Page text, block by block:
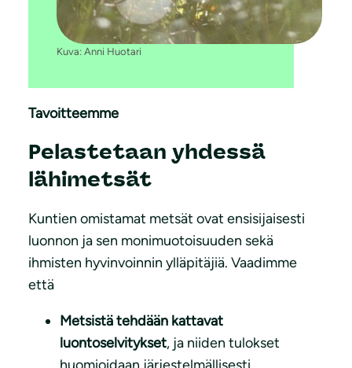
Kuva: Anni Huotari
Tavoitteemme
Pelastetaan yhdessä
lähimetsät
Kuntien omistamat metsät ovat ensisijaisesti
luonnon ja sen monimuotoisuuden sekä
ihmisten hyvinvoinnin ylläpitäjiä. Vaadimme
että
Metsistä tehdään kattavat
luontoselvitykset, ja niiden tulokset